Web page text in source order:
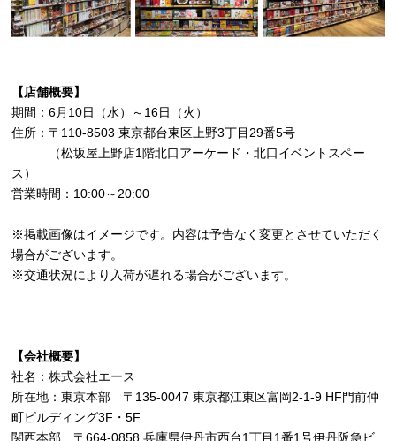
【店舗概要】
期間：6月10日（水）～16日（火）
住所：〒110-8503 東京都台東区上野3丁目29番5号
（松坂屋上野店1階北口アーケード・北口イベントスペー
ス）
営業時間：10:00～20:00
※掲載画像はイメージです。内容は予告なく変更とさせていただく
場合がございます。
※交通状況により入荷が遅れる場合がございます。
【会社概要】
社名：株式会社エース
所在地：東京本部 〒135-0047 東京都江東区富岡2-1-9 HF門前仲
町ビルディング3F・5F
関西本部 〒664-0858 兵庫県伊丹市西台1丁目1番1号伊丹阪急ビ